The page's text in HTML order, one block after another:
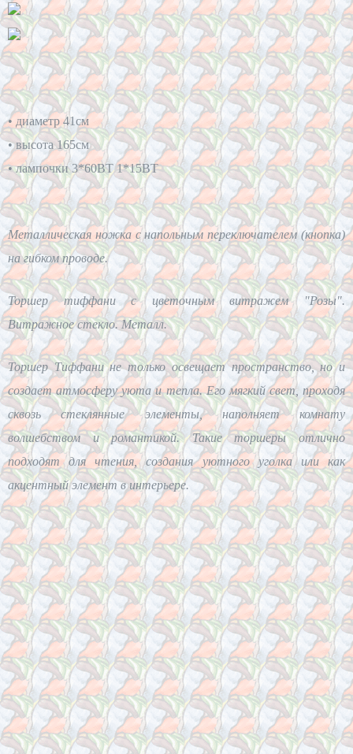
• диаметр 41см
• высота 165см
• лампочки 3*60BT 1*15BT
Металлическая ножка с напольным переключателем (кнопка)
на гибком проводе.
Торшер тиффани с цветочным витражем "Розы".
Витражное стекло. Металл.
Торшер Тиффани не только освещает пространство, но и
создает атмосферу уюта и тепла. Его мягкий свет, проходя
сквозь стеклянные элементы, наполняет комнату
волшебством и романтикой. Такие торшеры отлично
подходят для чтения, создания уютного уголка или как
акцентный элемент в интерьере.